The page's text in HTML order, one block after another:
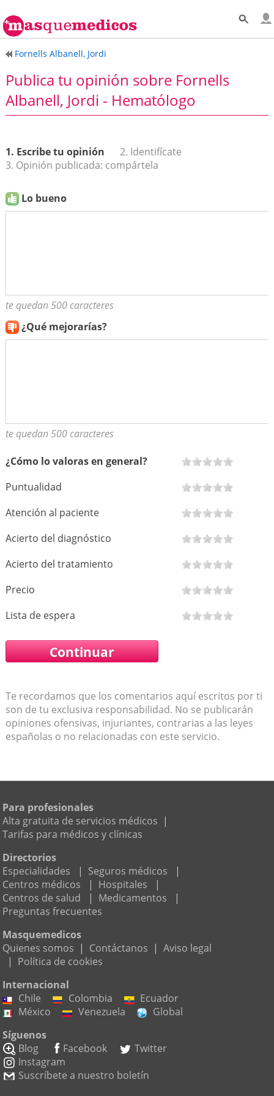
Fornells Albanell, Jordi
Publica tu opinión sobre Fornells
Albanell, Jordi - Hematólogo
1. Escribe tu opinión
2. Identifícate
3. Opinión publicada: compártela
Lo bueno
te quedan 500 caracteres
¿Qué mejorarías?
te quedan 500 caracteres
¿Cómo lo valoras en general?
Puntualidad
Atención al paciente
Acierto del diagnóstico
Acierto del tratamiento
Precio
Lista de espera
Te recordamos que los comentarios aquí escritos por ti
son de tu exclusiva responsabilidad. No se publicarán
opiniones ofensivas, injuriantes, contrarias a las leyes
españolas o no relacionadas con este servicio.
Para profesionales
Alta gratuita de servicios médicos |
Tarifas para médicos y clínicas
Directorios
Especialidades
| Seguros médicos
|
Centros médicos
| Hospitales
|
Centros de salud
| Medicamentos
|
Preguntas frecuentes
Masquemedicos
Quienes somos | Contáctanos | Aviso legal
| Política de cookies
Internacional
Chile
Colombia
Ecuador
México
Venezuela
Global
Síguenos
Blog
Facebook
Twitter
Instagram
Suscríbete a nuestro boletín